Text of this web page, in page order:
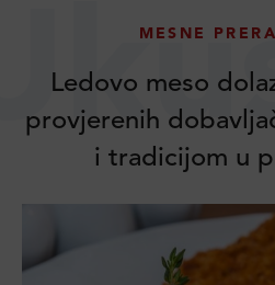
MESNE
Ledovo meso
provjerenih
i tradicijom u